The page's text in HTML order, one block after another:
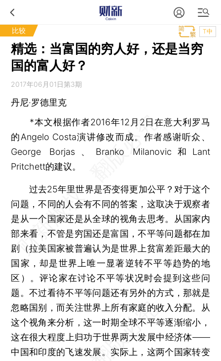
比较 T中
精选：当富国的穷人好，还是当穷
国的富人好？
2017年06月01日第3期
丹尼·罗德里克
*本文根据作者2016年12月2日在意大利罗马
的Angelo Costa演讲修改而成。作者感谢听众、
George Borjas、Branko Milanovic和Lant
Pritchett的建议。
过去25年里世界是否变得更加公平？对于这个
问题，不同的人会有不同的答案，这取决于观察者
是从一个国家还是从全球的视角去思考。从国家内
部来看，不管是穷国还是富国，不平等问题都在加
剧（拉美国家被普遍认为是世界上贫富差距最大的
国家，却是世界上唯一显著逆转不平等趋势的地
区）。评论家在讨论不平等状况时会提到这些问
题。不过看待不平等问题还有另外的方式，那就是
忽略国别，而关注世界上所有家庭的收入分配。从
这个视角来分析，这一时期全球不平等逐渐缩小，
这在很大程度上归功于世界两大发展中经济体——
中国和印度的飞速发展。实际上，这两个国家转变